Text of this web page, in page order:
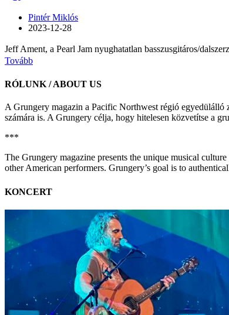
Pintér Miklós
2023-12-28
Jeff Ament, a Pearl Jam nyughatatlan basszusgitáros/
Tovább
RÓLUNK / ABOUT US
A Grungery magazin a Pacific Northwest régió egyedülálló
számára is. A Grungery célja, hogy hitelesen közvetítse a
***
The Grungery magazine presents the unique musical
other American performers. Grungery’s goal is to
KONCERT